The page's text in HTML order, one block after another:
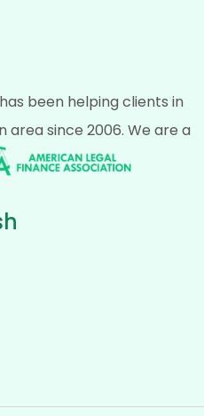
been helping clients in
area since 2006. We are a